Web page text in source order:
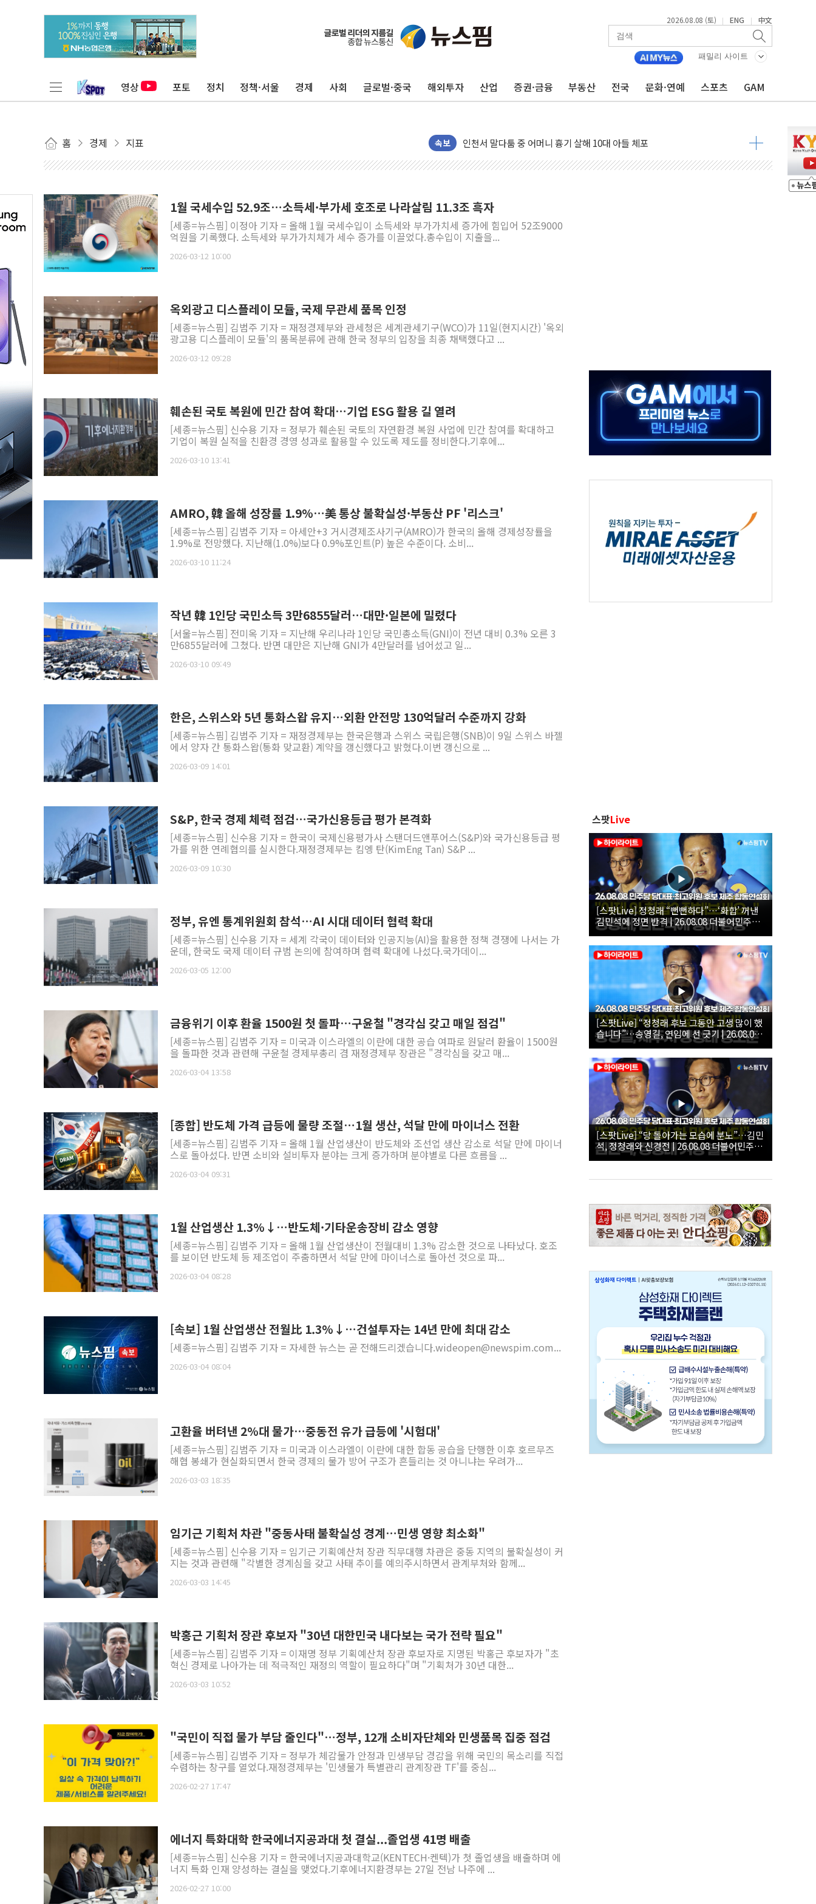
2026.08.08 (토) | ENG | 中文
패밀리 사이트
영상 포토 정치 정책·서울 경제 사회 글로벌·중국 해외투자 산업 증권·금융 부동산 전국 문화·연예 스포츠 GAM
홈 경제 지표 속보
추미애, '위안부' 피해자 기림의 날 참석..."국제적 시민 연대로 목소리 내야"
인천 선재도 갯벌서 해루질 중 실종 60대 나흘만에 숨진 채 발견
'화합' 꺼낸 김민석에 '뻔뻔' 받아친 정청래…제주 연설서 신경전 고조
李대통령, ISA 개편 재검토 지시…與 "적극 환영"·野 "졸속 국정"
中 전방위 아파트 부양, 수도 베이징도 부동산 규제 철폐
인제 용대리 계곡서 수위 상승으로 피서객 7명 고립…전원 구조
李대통령, 'ISA·주가누르기 방지법' 전면 재검토 지시
'호우 특보' 경북 울진 시간당 20~30mm 강한 비...가뭄 해소될 듯
오세훈 "용산공원 주택 검토, 민주당 스스로 원칙 뒤집는 것"
충북 주말 무더위 지속…청주·진천 35도, 곳곳 소나기
10월 보완수사권 폐지·공소청 출범…피해자들 '범죄 사각지대' 우려
한상협, 업계 개인정보 보안 새판 짠다…'자율규제단체' 타진
1월 국세수입 52.9조…소득세·부가세 호조로 나라살림 11.3조 흑자
[세종=뉴스핌] 이정아 기자 = 올해 1월 국세수입이 소득세와 부가가치세 증가에 힘입어 52조9000
억원을 기록했다. 소득세와 부가가치체가 세수 증가를 이끌었다.총수입이 지출을...
2026-03-12 10:00
옥외광고 디스플레이 모듈, 국제 무관세 품목 인정
[세종=뉴스핌] 김범주 기자 = 재정경제부와 관세청은 세계관세기구(WCO)가 11일(현지시간) '옥외
광고용 디스플레이 모듈'의 품목분류에 관해 한국 정부의 입장을 최종 채택했다고 ...
2026-03-12 09:28
훼손된 국토 복원에 민간 참여 확대…기업 ESG 활용 길 열려
[세종=뉴스핌] 신수용 기자 = 정부가 훼손된 국토의 자연환경 복원 사업에 민간 참여를 확대하고
기업이 복원 실적을 친환경 경영 성과로 활용할 수 있도록 제도를 정비한다.기후에...
2026-03-10 13:41
AMRO, 韓 올해 성장률 1.9%…美 통상 불확실성·부동산 PF '리스크'
[세종=뉴스핌] 김범주 기자 = 아세안+3 거시경제조사기구(AMRO)가 한국의 올해 경제성장률을
1.9%로 전망했다. 지난해(1.0%)보다 0.9%포인트(P) 높은 수준이다. 소비...
2026-03-10 11:24
작년 韓 1인당 국민소득 3만6855달러…대만·일본에 밀렸다
[서울=뉴스핌] 전미옥 기자 = 지난해 우리나라 1인당 국민총소득(GNI)이 전년 대비 0.3% 오른 3
만6855달러에 그쳤다. 반면 대만은 지난해 GNI가 4만달러를 넘어섰고 일...
2026-03-10 09:49
한은, 스위스와 5년 통화스왑 유지…외환 안전망 130억달러 수준까지 강화
[세종=뉴스핌] 김범주 기자 = 재정경제부는 한국은행과 스위스 국립은행(SNB)이 9일 스위스 바젤
에서 양자 간 통화스왑(통화 맞교환) 계약을 갱신했다고 밝혔다.이번 갱신으로 ...
2026-03-09 14:01
S&P, 한국 경제 체력 점검…국가신용등급 평가 본격화
[세종=뉴스핌] 신수용 기자 = 한국이 국제신용평가사 스탠더드앤푸어스(S&P)와 국가신용등급 평
가를 위한 연례협의를 실시한다.재정경제부는 킴엥 탄(KimEng Tan) S&P ...
2026-03-09 10:30
정부, 유엔 통계위원회 참석…AI 시대 데이터 협력 확대
[세종=뉴스핌] 신수용 기자 = 세계 각국이 데이터와 인공지능(AI)을 활용한 정책 경쟁에 나서는 가
운데, 한국도 국제 데이터 규범 논의에 참여하며 협력 확대에 나섰다.국가데이...
2026-03-05 12:00
금융위기 이후 환율 1500원 첫 돌파…구윤철 "경각심 갖고 매일 점검"
[세종=뉴스핌] 김범주 기자 = 미국과 이스라엘의 이란에 대한 공습 여파로 원달러 환율이 1500원
을 돌파한 것과 관련해 구윤철 경제부총리 겸 재정경제부 장관은 "경각심을 갖고 매...
2026-03-04 13:58
[종합] 반도체 가격 급등에 물량 조절…1월 생산, 석달 만에 마이너스 전환
[세종=뉴스핌] 김범주 기자 = 올해 1월 산업생산이 반도체와 조선업 생산 감소로 석달 만에 마이너
스로 돌아섰다. 반면 소비와 설비투자 분야는 크게 증가하며 분야별로 다른 흐름을 ...
2026-03-04 09:31
1월 산업생산 1.3%↓…반도체·기타운송장비 감소 영향
[세종=뉴스핌] 김범주 기자 = 올해 1월 산업생산이 전월대비 1.3% 감소한 것으로 나타났다. 호조
를 보이던 반도체 등 제조업이 주춤하면서 석달 만에 마이너스로 돌아선 것으로 파...
2026-03-04 08:28
[속보] 1월 산업생산 전월比 1.3%↓…건설투자는 14년 만에 최대 감소
[세종=뉴스핌] 김범주 기자 = 자세한 뉴스는 곧 전해드리겠습니다.wideopen@newspim.com...
2026-03-04 08:04
고환율 버텨낸 2%대 물가…중동전 유가 급등에 '시험대'
[세종=뉴스핌] 김범주 기자 = 미국과 이스라엘이 이란에 대한 합동 공습을 단행한 이후 호르무즈
해협 봉쇄가 현실화되면서 한국 경제의 물가 방어 구조가 흔들리는 것 아니냐는 우려가...
2026-03-03 18:35
임기근 기획처 차관 "중동사태 불확실성 경계…민생 영향 최소화"
[세종=뉴스핌] 신수용 기자 = 임기근 기획예산처 장관 직무대행 차관은 중동 지역의 불확실성이 커
지는 것과 관련해 "각별한 경계심을 갖고 사태 추이를 예의주시하면서 관계부처와 함께...
2026-03-03 14:45
박홍근 기획처 장관 후보자 "30년 대한민국 내다보는 국가 전략 필요"
[세종=뉴스핌] 김범주 기자 = 이재명 정부 기획예산처 장관 후보자로 지명된 박홍근 후보자가 "초
혁신 경제로 나아가는 데 적극적인 재정의 역할이 필요하다"며 "기획처가 30년 대한...
2026-03-03 10:52
"국민이 직접 물가 부담 줄인다"…정부, 12개 소비자단체와 민생품목 집중 점검
[세종=뉴스핌] 김범주 기자 = 정부가 체감물가 안정과 민생부담 경감을 위해 국민의 목소리를 직접
수렴하는 창구를 열었다.재정경제부는 '민생물가 특별관리 관계장관 TF'를 중심...
2026-02-27 17:47
에너지 특화대학 한국에너지공과대 첫 결실...졸업생 41명 배출
[세종=뉴스핌] 신수용 기자 = 한국에너지공과대학교(KENTECH·켄텍)가 첫 졸업생을 배출하며 에
너지 특화 인재 양성하는 결실을 맺었다.기후에너지환경부는 27일 전남 나주에 ...
2026-02-27 10:00
스팟Live
[스팟Live] 정청래 “뻔뻔하다”…‘화합’ 꺼낸
김민석에 정면 반격 | 26.08.08 더불어민주당
당대표·최고위원 후보 제주 합동연설회
[스팟Live] “정청래 후보 그동안 고생 많이 했
습니다”…송영길, 연임에 선 긋기 | 26.08.08
더불어민주당 당대표·최고위원 후보 제주 합
동연설회
[스팟Live] “당 돌아가는 모습에 분노”…김민
석, 정청래와 신경전 | 26.08.08 더불어민주당
당대표·최고위원 후보 제주 합동연설회